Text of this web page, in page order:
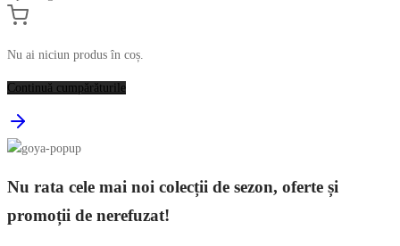
Nu ai niciun produs în coș.
Continuă cumpărăturile
Nu rata cele mai noi colecții de sezon, oferte și
promoții de nerefuzat!